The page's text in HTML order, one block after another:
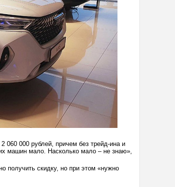
060 000 рублей, причем без трейд-ина и
машин мало. Насколько мало – не знаю»,
получить скидку, но при этом «нужно